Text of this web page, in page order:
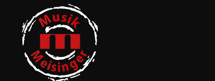
Hauptinhalt springen
Zur Suche springen
Zur Hauptnavigation springen